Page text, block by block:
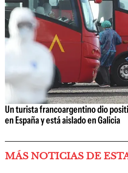
Un turista francoargentino dio
en España y está aislado en Galicia
MÁS NOTICIAS DE